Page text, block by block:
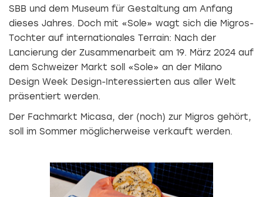
SBB und dem Museum für Gestaltung am Anfang
dieses Jahres. Doch mit «Sole» wagt sich die Migros-
Tochter auf internationales Terrain: Nach der
Lancierung der Zusammenarbeit am 19. März 2024 auf
dem Schweizer Markt soll «Sole» an der Milano
Design Week Design-Interessierten aus aller Welt
präsentiert werden.
Der Fachmarkt Micasa, der (noch) zur Migros gehört,
soll im Sommer möglicherweise verkauft werden.